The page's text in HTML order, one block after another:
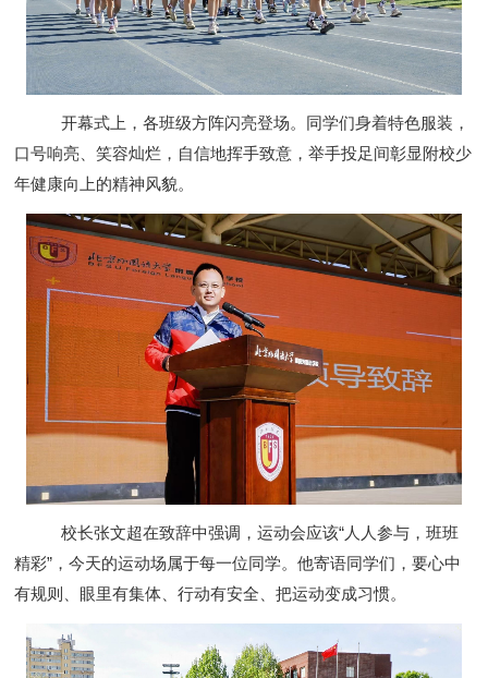
开幕式上，各班级方阵闪亮登场。同学们身着特色服装，
口号响亮、笑容灿烂，自信地挥手致意，举手投足间彰显附校少
年健康向上的精神风貌。
校长张文超在致辞中强调，运动会应该“人人参与，班班
精彩”，今天的运动场属于每一位同学。他寄语同学们，要心中
有规则、眼里有集体、行动有安全、把运动变成习惯。